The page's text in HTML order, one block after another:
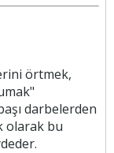
örtmek,
darbelerden
olarak bu